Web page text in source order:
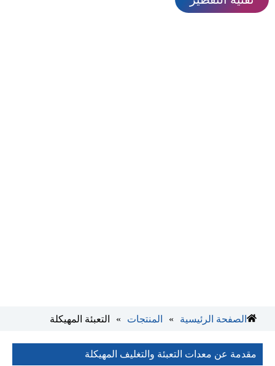
الصفحة الرئيسية » المنتجات » التعبئة المهيكلة
مقدمة عن معدات التعبئة والتغليف المهيكلة